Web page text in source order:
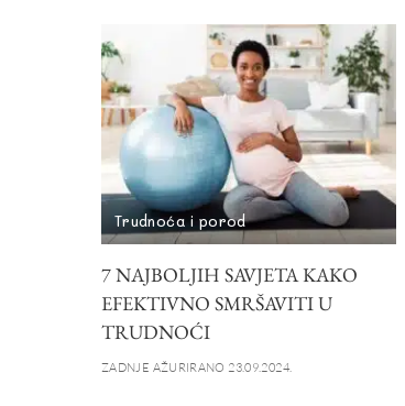
Trudnoća i porod
7 NAJBOLJIH SAVJETA KAKO
EFEKTIVNO SMRŠAVITI U
TRUDNOĆI
ZADNJE AŽURIRANO 23.09.2024.